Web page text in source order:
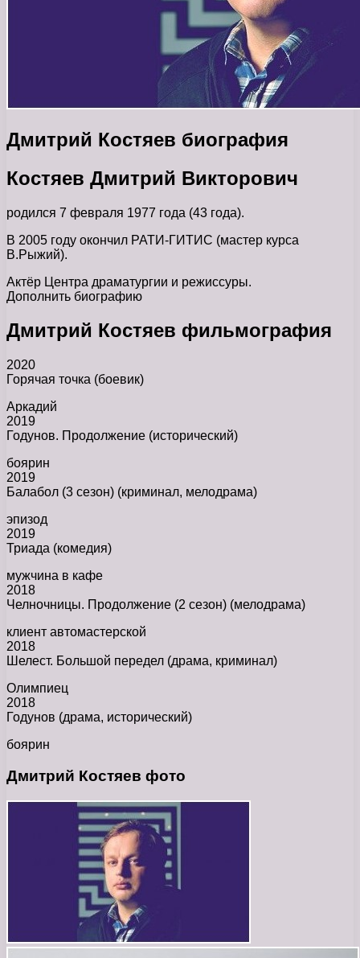
Дмитрий Костяев биография
Костяев Дмитрий Викторович
родился 7 февраля 1977 года (43 года).
В 2005 году окончил РАТИ-ГИТИС (мастер курса
В.Рыжий).
Актёр Центра драматургии и режиссуры.
Дополнить биографию
Дмитрий Костяев фильмография
2020
Горячая точка (боевик)
Аркадий
2019
Годунов. Продолжение (исторический)
боярин
2019
Балабол (3 сезон) (криминал, мелодрама)
эпизод
2019
Триада (комедия)
мужчина в кафе
2018
Челночницы. Продолжение (2 сезон) (мелодрама)
клиент автомастерской
2018
Шелест. Большой передел (драма, криминал)
Олимпиец
2018
Годунов (драма, исторический)
боярин
Дмитрий Костяев фото